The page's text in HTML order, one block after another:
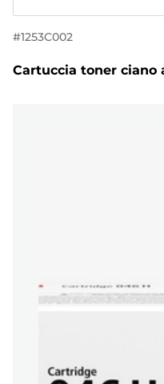
#1253C002
Cartuccia toner ciano